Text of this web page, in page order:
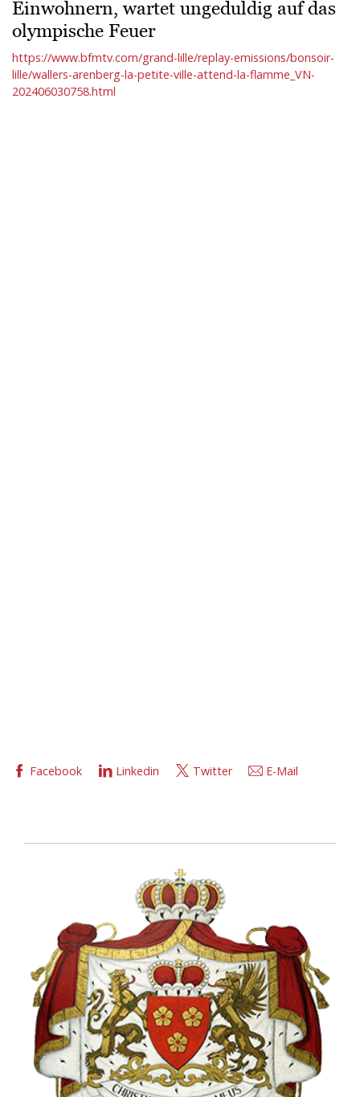
Einwohnern, wartet ungeduldig auf das
olympische Feuer
https://www.bfmtv.com/grand-lille/replay-emissions/bonsoir-
lille/wallers-arenberg-la-petite-ville-attend-la-flamme_VN-
202406030758.html
Facebook Linkedin Twitter E-Mail